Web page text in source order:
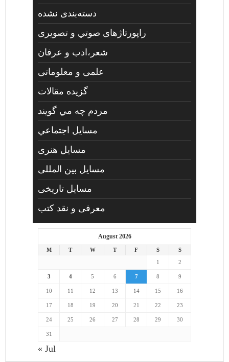
دسته‌بندی نشده
راپورتاژهای صوتي و تصويری
شعر،ادب و عرفان
علمی و معلوماتی
گزیده مقالات
مردم چه مي گويند
مسايل اجتماعي
مسايل هنری
مسایل بین المللی
مسایل تاریخی
معرفی و نقد کتب
August 2026
M T W T F S
S
1
2
3 4 5 6 7 8 9
10 11 12 13 14 15 16
17 18 19 20 21 22 23
24 25 26 27 28 29 30
31
« Jul